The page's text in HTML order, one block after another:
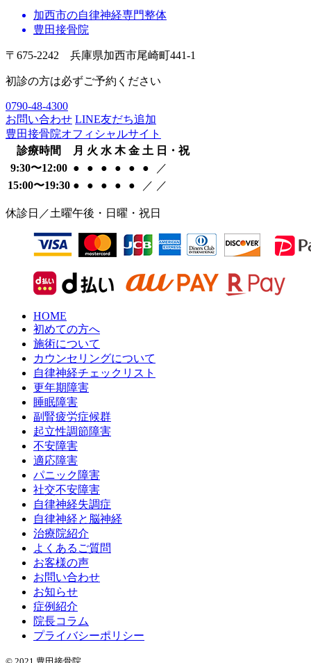
加西市の自律神経専門整体
豊田接骨院
〒675-2242 兵庫県加西市尾崎町441-1
初診の方は必ずご予約ください
0790-48-4300
お問い合わせ LINE友だち追加
豊田接骨院オフィシャルサイト
診療時間
月 火 水 木 金 土 日・祝
9:30〜12:00 ● ● ● ● ● ●
／
15:00〜19:30 ● ● ● ● ● ／ ／
休診日／土曜午後・日曜・祝日
HOME
初めての方へ
施術について
カウンセリングについて
自律神経チェックリスト
更年期障害
睡眠障害
副腎疲労症候群
起立性調節障害
不安障害
適応障害
パニック障害
社交不安障害
自律神経失調症
自律神経と脳神経
治療院紹介
よくあるご質問
お客様の声
お問い合わせ
お知らせ
症例紹介
院長コラム
プライバシーポリシー